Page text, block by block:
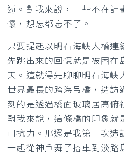
逝。對我來說，一些不在計
懷，想忘都忘不了。
只要提起以明石海峽大橋連
先跳出來的回憶就是被困在
天。這就得先聊聊明石海峽
世界最長的跨海吊橋，造訪
刻的是透過橋面玻璃居高俯
對我來說，這條橋的印象就
可抗力。那還是我第一次造
一起從神戶舞子搭車到淡路